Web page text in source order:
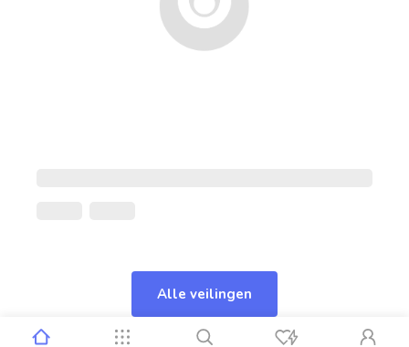
Alle veilingen